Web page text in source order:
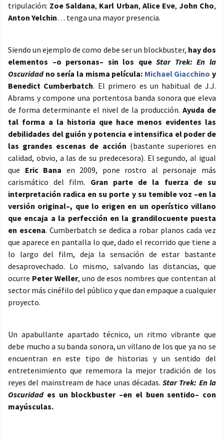
tripulación: Zoe Saldana, Karl Urban, Alice Eve, John Cho,
Anton Yelchin… tenga una mayor presencia.
Siendo un ejemplo de como debe ser un blockbuster, hay dos
elementos –o personas– sin los queStar Trek: En la
Oscuridadno sería la misma película: Michael Giacchino y
Benedict Cumberbatch. El primero es un habitual de J.J.
Abrams y compone una portentosa banda sonora que eleva
de forma determinante el nivel de la producción. Ayuda de
tal forma a la historia que hace menos evidentes las
debilidades del guión y potencia e intensifica el poder de
las grandes escenas de acción (bastante superiores en
calidad, obvio, a las de su predecesora). El segundo, al igual
que Eric Bana en 2009, pone rostro al personaje más
carismático del film. Gran parte de la fuerza de su
interpretación radica en su porte y su temible voz –en la
versión original–, que lo erigen en un operístico villano
que encaja a la perfección en la grandilocuente puesta
en escena. Cumberbatch se dedica a robar planos cada vez
que aparece en pantalla lo que, dado el recorrido que tiene a
lo largo del film, deja la sensación de estar bastante
desaprovechado. Lo mismo, salvando las distancias, que
ocurre Peter Weller, uno de esos nombres que contentan al
sector más cinéfilo del público y que dan empaque a cualquier
proyecto.
Un apabullante apartado técnico, un ritmo vibrante que
debe mucho a su banda sonora, un villano de los que ya no se
encuentran en este tipo de historias y un sentido del
entretenimiento que rememora la mejor tradición de los
reyes del mainstream de hace unas décadas.Star Trek: En la
Oscuridad es un blockbuster –en el buen sentido– con
mayúsculas.